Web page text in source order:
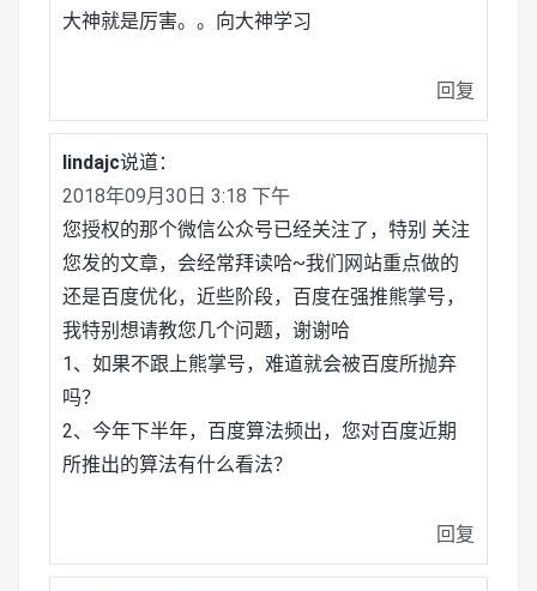
大神就是厉害。。向大神学习
回复
lindajc说道：
2018年09月30日 3:18 下午
您授权的那个微信公众号已经关注了，特别 关注
您发的文章，会经常拜读哈~我们网站重点做的
还是百度优化，近些阶段，百度在强推熊掌号，
我特别想请教您几个问题，谢谢哈
1、如果不跟上熊掌号，难道就会被百度所抛弃
吗？
2、今年下半年，百度算法频出，您对百度近期
所推出的算法有什么看法？
回复